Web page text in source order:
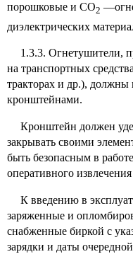
порошковые и СО2
диэлектрических
1.3.3. Огнетушители,
на транспортных
тракторах и др.), должны
кронштейнами.
Кронштейн должен
закрывать своими
быть безопасным в
оперативного
К введению в
заряженные и
снабженные биркой с
зарядки и даты